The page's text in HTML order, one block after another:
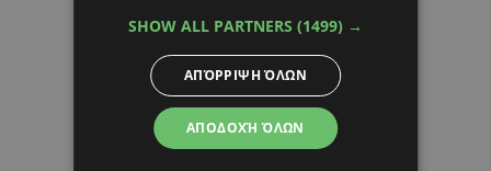
SHOW ALL PARTNERS (1499) →
ΑΠΟΔΟΧΉ ΌΛΩΝ
ΑΠΌΡΡΙΨΗ ΌΛΩΝ